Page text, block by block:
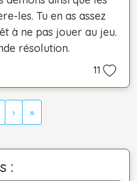
les. Tu en as assez
à ne pas jouer au jeu.
résolution.
11
› »
: